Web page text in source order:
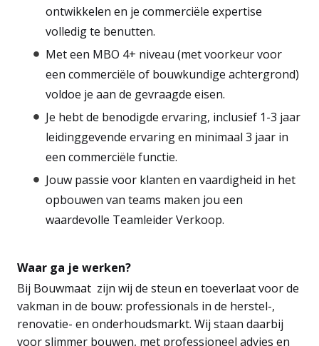
ontwikkelen en je commerciële expertise
volledig te benutten.
Met een MBO 4+ niveau (met voorkeur voor
een commerciële of bouwkundige achtergrond)
voldoe je aan de gevraagde eisen.
Je hebt de benodigde ervaring, inclusief 1-3 jaar
leidinggevende ervaring en minimaal 3 jaar in
een commerciële functie.
Jouw passie voor klanten en vaardigheid in het
opbouwen van teams maken jou een
waardevolle Teamleider Verkoop.
Waar ga je werken?
Bij Bouwmaat zijn wij de steun en toeverlaat voor de
vakman in de bouw: professionals in de herstel-,
renovatie- en onderhoudsmarkt. Wij staan daarbij
voor slimmer bouwen, met professioneel advies en